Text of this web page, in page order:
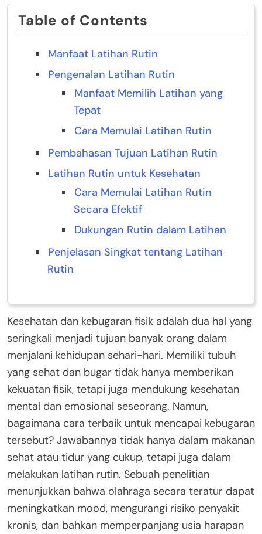
Table of Contents
Manfaat Latihan Rutin
Pengenalan Latihan Rutin
Manfaat Memilih Latihan yang
Tepat
Cara Memulai Latihan Rutin
Pembahasan Tujuan Latihan Rutin
Latihan Rutin untuk Kesehatan
Cara Memulai Latihan Rutin
Secara Efektif
Dukungan Rutin dalam Latihan
Penjelasan Singkat tentang Latihan
Rutin
Kesehatan dan kebugaran fisik adalah dua hal yang
seringkali menjadi tujuan banyak orang dalam
menjalani kehidupan sehari-hari. Memiliki tubuh
yang sehat dan bugar tidak hanya memberikan
kekuatan fisik, tetapi juga mendukung kesehatan
mental dan emosional seseorang. Namun,
bagaimana cara terbaik untuk mencapai kebugaran
tersebut? Jawabannya tidak hanya dalam makanan
sehat atau tidur yang cukup, tetapi juga dalam
melakukan latihan rutin. Sebuah penelitian
menunjukkan bahwa olahraga secara teratur dapat
meningkatkan mood, mengurangi risiko penyakit
kronis, dan bahkan memperpanjang usia harapan